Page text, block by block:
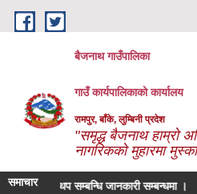
Skip to main content
बैजनाथ गाउँपालिका
गाउँ कार्यपालिकाको कार्यालय
रामपुर, बाँके, लुम्बिनी प्रदेश
"समृद्ध बैजनाथ हाम्रो
नागरिकको मुहारमा
समाचारम्याद थप सम्बन्धि जानकारी सम्बन्धमा ।